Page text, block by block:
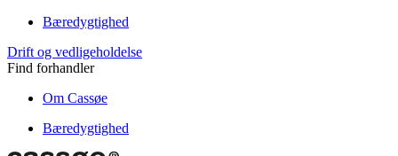
Bæredygtighed
Drift og vedligeholdelse
Find forhandler
Om Cassøe
Bæredygtighed